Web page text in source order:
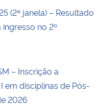
(2ª janela) – Resultado
ingresso no 2º
– Inscrição a
em disciplinas de Pós-
2026